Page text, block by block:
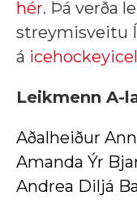
hér. Þá verða
streymisveitu
á
Leikmenn A-
Aðalheiður
Amanda Ýr
Andrea Diljá